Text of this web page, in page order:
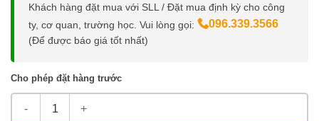
Khách hàng đặt mua với SLL / Đặt mua định kỳ cho công
ty, cơ quan, trường học. Vui lòng gọi:
096.339.3566
(Để được báo giá tốt nhất)
Cho phép đặt hàng trước
Đèn Pha Năng Lượng Mặt Trời 100W số lượng